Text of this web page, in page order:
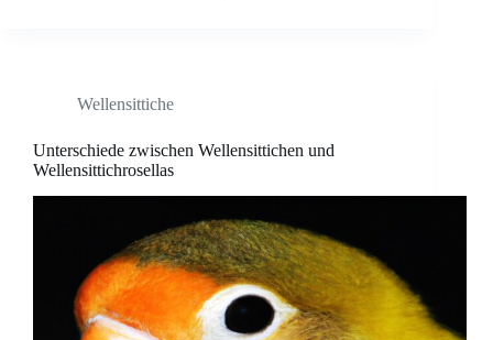
Wellensittiche
Unterschiede zwischen Wellensittichen und
Wellensittichrosellas